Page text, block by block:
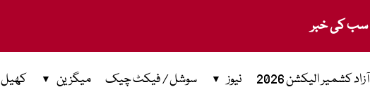
سب کی خبر
آزاد کشمیر الیکشن 2026 نیوز سوشل / فیکٹ چیک میگزین کھیل